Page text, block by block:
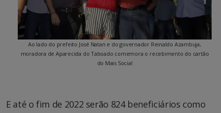
Ao lado do prefeito José Natan e do governador Reinaldo Azambuja,
moradora de Aparecida do Taboado comemora o recebimento do cartão
do Mais Social
E até o fim de 2022 serão 824 beneficiários como